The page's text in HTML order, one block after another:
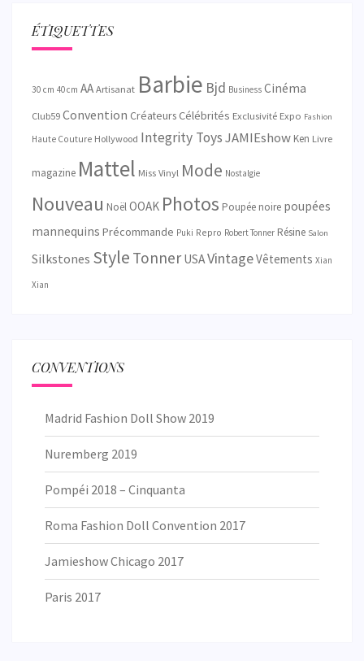
ÉTIQUETTES
30 cm 40 cm AA Artisanat Barbie Bjd Business Cinéma
Club59 Convention CréateursCélébrités Exclusivité Expo Fashion
Haute Couture Hollywood Integrity ToysJAMIEshow Ken Livre
magazine Mattel Miss Vinyl Mode Nostalgie
Nouveau NoëlOOAK Photos Poupée noire poupées
mannequins Précommande Puki Repro Robert Tonner Résine Salon
Silkstones Style Tonner USAVintageVêtements Xian
Xian
CONVENTIONS
Madrid Fashion Doll Show 2019
Nuremberg 2019
Pompéi 2018 – Cinquanta
Roma Fashion Doll Convention 2017
Jamieshow Chicago 2017
Paris 2017